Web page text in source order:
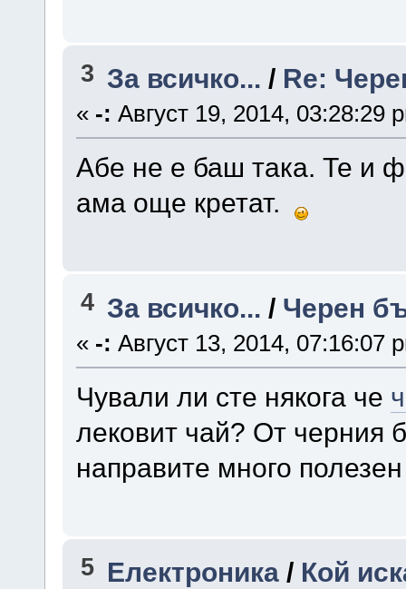
3 За всичко... / Re:
« -: Август 19, 2014, 03:28:29
Абе не е баш така. Те и
ама още кретат.
4 За всичко... / Черен
« -: Август 13, 2014, 07:16:07
Чували ли сте някога че
лековит чай? От черния
направите много полезен
5 Електроника / Кой